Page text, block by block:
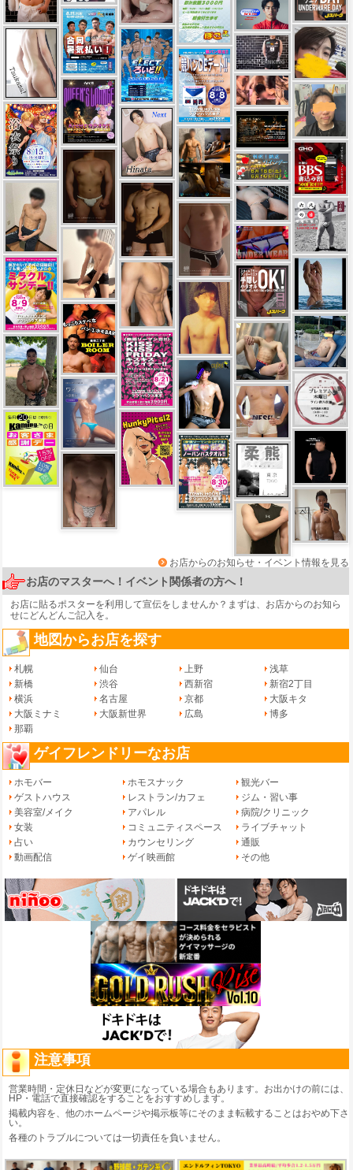
お店からのお知らせ・イベント情報を見る
お店のマスターへ！イベント関係者の方へ！
お店に貼るポスターを利用して宣伝をしませんか？まずは、 お店からのお知ら
せにどんどんご記入を。
地図からお店を探す
札幌 仙台 上野
浅草
新橋
渋谷 西新宿
新宿2丁目
横浜
名古屋 京都
大阪キタ
大阪ミナミ
大阪新世界 広島
博多
那覇
ゲイフレンドリーなお店
ホモバー ホモスナック
観光バー
ゲストハウス
レストラン/カフェ
ジム・習い事
美容室/メイク
アパレル
病院/クリニック
女装
コミュニティスペース
ライブチャット
占い
カウンセリング
通販
動画配信
ゲイ映画館 その他
注意事項
営業時間・定休日などが変更になっている場合もあります。お出かけの前には、
HP・電話で直接確認をすることをおすすめします。
掲載内容を、他のホームページや掲示板等にそのまま転載することはおやめ下さ
い。
各種のトラブルについては一切責任を負いません。